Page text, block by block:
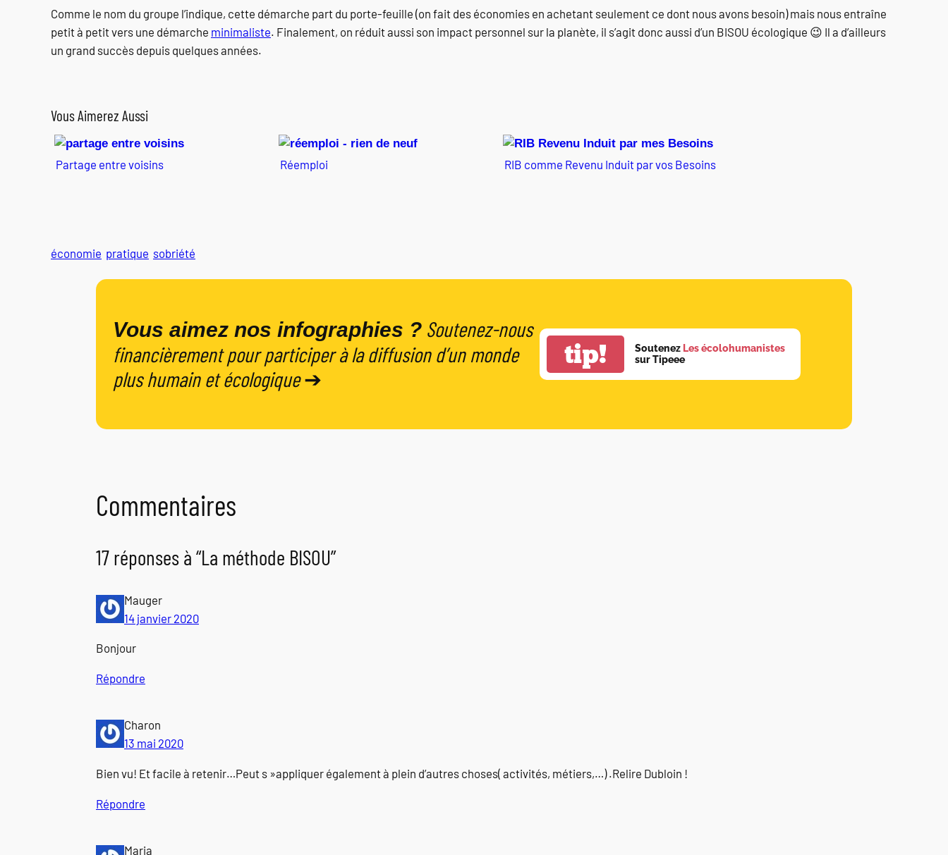
Comme le nom du groupe l’indique, cette démarche part du porte-feuille (on fait des économies en achetant seulement ce dont nous avons besoin) mais nous entraîne
petit à petit vers une démarche minimaliste. Finalement, on réduit aussi son impact personnel sur la planète, il s’agit donc aussi d’un BISOU écologique 😉 Il a d’ailleurs
un grand succès depuis quelques années.
Vous Aimerez Aussi
Partage entre voisins Réemploi RIB comme Revenu Induit par vos Besoins
économie pratique sobriété
Vous aimez nos infographies ? Soutenez-nous
financièrement pour participer à la diffusion d’un monde
plus humain et écologique➔
tip! Soutenez Les écolohumanistes
sur Tipeee
Commentaires
17 réponses à “La méthode BISOU”
Mauger
14 janvier 2020
Bonjour
Répondre
Charon
13 mai 2020
Bien vu! Et facile à retenir…Peut s »appliquer également à plein d’autres choses( activités, métiers,…) .Relire Dubloin !
Répondre
Maria